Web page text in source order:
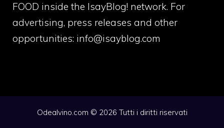
FOOD inside the IsayBlog! network. For
advertising, press releases and other
opportunities: info@isayblog.com
Odealvino.com © 2026 Tutti i diritti riservati